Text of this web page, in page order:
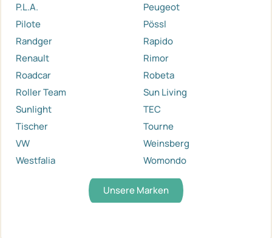
P.L.A.
Peugeot
Pilote
Pössl
Randger
Rapido
Renault
Rimor
Roadcar
Robeta
Roller Team
Sun Living
Sunlight
TEC
Tischer
Tourne
VW
Weinsberg
Westfalia
Womondo
Unsere Marken